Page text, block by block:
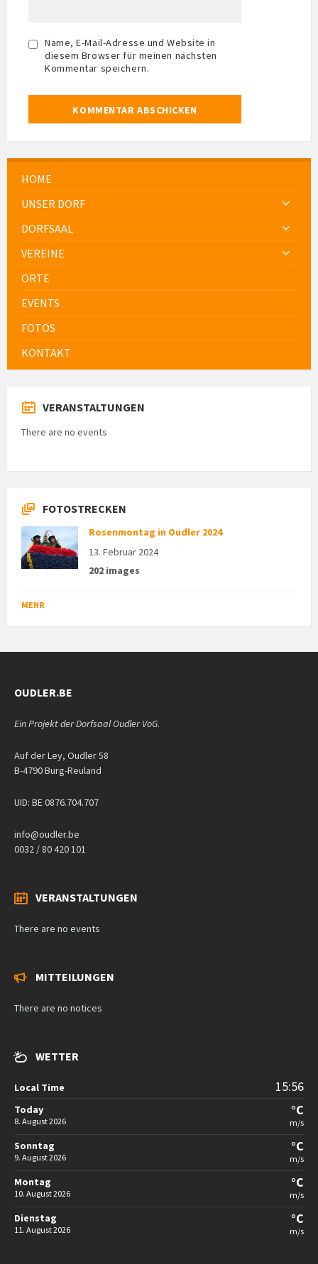
Name, E-Mail-Adresse und Website in
diesem Browser für meinen nächsten
Kommentar speichern.
HOME
UNSER DORF
DORFSAAL
VEREINE
ORTE
EVENTS
FOTOS
KONTAKT
VERANSTALTUNGEN
There are no events
FOTOSTRECKEN
Rosenmontag in Oudler 2024
13. Februar 2024
202 images
MEHR
OUDLER.BE
Ein Projekt der Dorfsaal Oudler VoG.
Auf der Ley, Oudler 58
B-4790 Burg-Reuland
UID: BE 0876.704.707
info@oudler.be
0032 / 80 420 101
VERANSTALTUNGEN
There are no events
MITTEILUNGEN
There are no notices
WETTER
Local Time 15:56
Today
8. August 2026
°C
m/s
Sonntag
9. August 2026
°C
m/s
Montag
10. August 2026
°C
m/s
Dienstag
11. August 2026
°C
m/s